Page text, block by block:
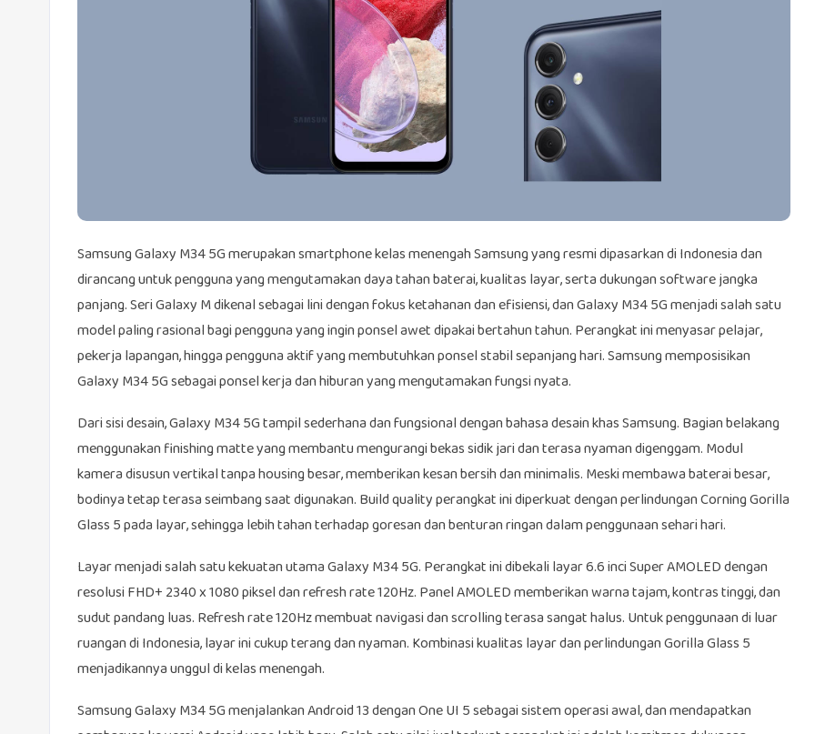
Samsung Galaxy M34 5G merupakan smartphone kelas menengah Samsung yang resmi dipasarkan di Indonesia dan
dirancang untuk pengguna yang mengutamakan daya tahan baterai, kualitas layar, serta dukungan software jangka
panjang. Seri Galaxy M dikenal sebagai lini dengan fokus ketahanan dan efisiensi, dan Galaxy M34 5G menjadi salah satu
model paling rasional bagi pengguna yang ingin ponsel awet dipakai bertahun tahun. Perangkat ini menyasar pelajar,
pekerja lapangan, hingga pengguna aktif yang membutuhkan ponsel stabil sepanjang hari. Samsung memposisikan
Galaxy M34 5G sebagai ponsel kerja dan hiburan yang mengutamakan fungsi nyata.
Dari sisi desain, Galaxy M34 5G tampil sederhana dan fungsional dengan bahasa desain khas Samsung. Bagian belakang
menggunakan finishing matte yang membantu mengurangi bekas sidik jari dan terasa nyaman digenggam. Modul
kamera disusun vertikal tanpa housing besar, memberikan kesan bersih dan minimalis. Meski membawa baterai besar,
bodinya tetap terasa seimbang saat digunakan. Build quality perangkat ini diperkuat dengan perlindungan Corning Gorilla
Glass 5 pada layar, sehingga lebih tahan terhadap goresan dan benturan ringan dalam penggunaan sehari hari.
Layar menjadi salah satu kekuatan utama Galaxy M34 5G. Perangkat ini dibekali layar 6.6 inci Super AMOLED dengan
resolusi FHD+ 2340 x 1080 piksel dan refresh rate 120Hz. Panel AMOLED memberikan warna tajam, kontras tinggi, dan
sudut pandang luas. Refresh rate 120Hz membuat navigasi dan scrolling terasa sangat halus. Untuk penggunaan di luar
ruangan di Indonesia, layar ini cukup terang dan nyaman. Kombinasi kualitas layar dan perlindungan Gorilla Glass 5
menjadikannya unggul di kelas menengah.
Samsung Galaxy M34 5G menjalankan Android 13 dengan One UI 5 sebagai sistem operasi awal, dan mendapatkan